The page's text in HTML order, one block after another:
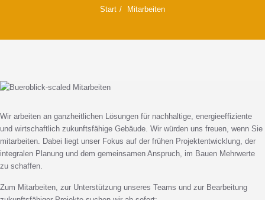
Start Mitarbeiten
Wir arbeiten an ganzheitlichen Lösungen für nachhaltige, energieeffiziente
und wirtschaftlich zukunftsfähige Gebäude. Wir würden uns freuen, wenn Sie
mitarbeiten. Dabei liegt unser Fokus auf der frühen Projektentwicklung, der
integralen Planung und dem gemeinsamen Anspruch, im Bauen Mehrwerte
zu schaffen.
Zum Mitarbeiten, zur Unterstützung unseres Teams und zur Bearbeitung